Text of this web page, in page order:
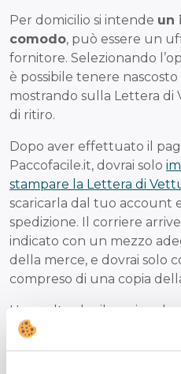
Per domicilio si intende un
comodo, può essere un
fornitore. Selezionando
è possibile tenere
mostrando sulla Lettera di
di ritiro.
Dopo aver effettuato il
Paccofacile.it, dovrai solo
stampare la Lettera di
scaricarla dal tuo account
spedizione. Il corriere
indicato con un mezzo
della merce, e dovrai solo
compreso di una copia
Una volta che il corriere ha
puoi
monitorare lo stato
dall’apposita sezione sul